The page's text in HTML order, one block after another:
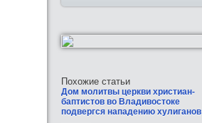
Похожие статьи
Дом молитвы церкви христиан-
баптистов во Владивостоке
подвергся нападению хулиганов